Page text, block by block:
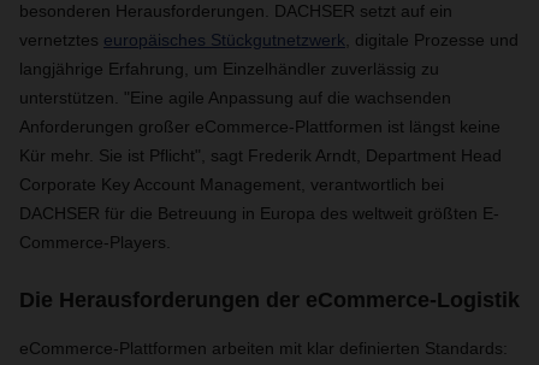
besonderen Herausforderungen. DACHSER setzt auf ein
vernetztes europäisches Stückgutnetzwerk , digitale Prozesse und
langjährige Erfahrung, um Einzelhändler zuverlässig zu
unterstützen. "Eine agile Anpassung auf die wachsenden
Anforderungen großer eCommerce-Plattformen ist längst keine
Kür mehr. Sie ist Pflicht", sagt Frederik Arndt, Department Head
Corporate Key Account Management, verantwortlich bei
DACHSER für die Betreuung in Europa des weltweit größten E-
Commerce-Players.
Die Herausforderungen der eCommerce-Logistik
eCommerce-Plattformen arbeiten mit klar definierten Standards: